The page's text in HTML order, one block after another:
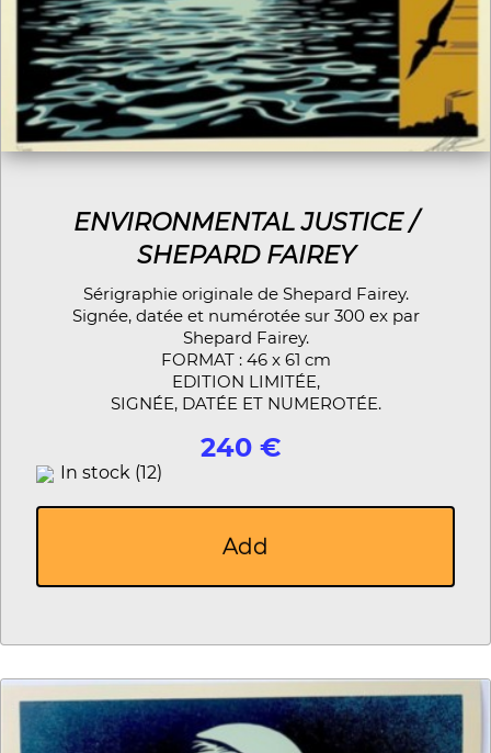
ENVIRONMENTAL JUSTICE /
SHEPARD FAIREY
Sérigraphie originale de Shepard Fairey.
Signée, datée et numérotée sur 300 ex par
Shepard Fairey.
FORMAT : 46 x 61 cm
EDITION LIMITÉE,
SIGNÉE, DATÉE ET NUMEROTÉE.
240 €
In stock (12)
Add